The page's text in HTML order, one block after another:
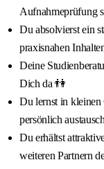
Aufnahmeprüfung
Du absolvierst ein
praxisnahen
Deine
Dich da 👫
Du lernst in
persönlich
Du erhältst
weiteren Partnern